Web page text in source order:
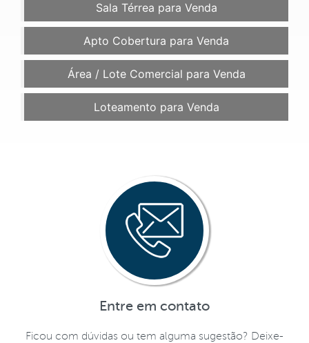
Sala Térrea para Venda
Apto Cobertura para Venda
Área / Lote Comercial para Venda
Loteamento para Venda
Entre em contato
Ficou com dúvidas ou tem alguma sugestão? Deixe-